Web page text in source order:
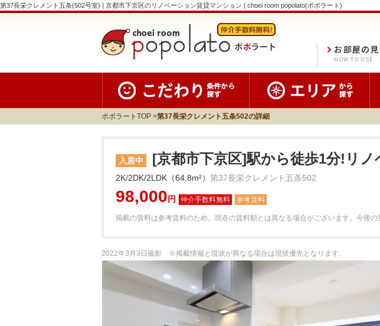
第37長栄クレメント五条(502号室) | 京都市下京区のリノベーション賃貸マンション | choei room popolato(ポポラート)
お部屋の
HOW TO USE
ポポラートTOP 第37長栄クレメント五条502の詳細
入居中 [京都市下京区]駅から徒歩1分!リノ
2K/2DK/2LDK（64.8m²） 第37長栄クレメント五条502
98,000 円 参考賃料
掲載の賃料は参考賃料のため、現在の賃料額とは異なる場合がございます。 今後の
2022年3月3日撮影 ※掲載情報と現状が異なる場合は現状優先となります。